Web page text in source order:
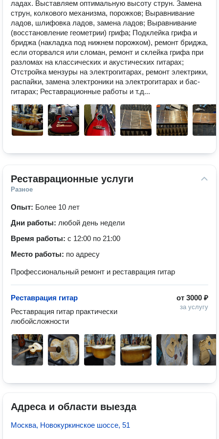
ладах. Выставляем оптимальную высоту струн. Замена
струн, колкового механизма, порожков; Выравнивание
ладов, шлифовка ладов, замена ладов; Выравнивание
(восстановление геометрии) грифа; Подклейка грифа и
бриджа (накладка под нижнем порожком), ремонт бриджа,
если оторвался или сломан, ремонт и склейка грифа при
разломах на классических и акустических гитарах;
Отстройка мензуры на электрогитарах, ремонт электрики,
распайки, замена электроники на электрогитарах и бас-
гитарах; Реставрационные работы и т.д...
Реставрационные услуги
Разное
Опыт: Более 10 лет
Дни работы: любой день недели
Время работы: с 12:00 по 21:00
Место работы: по адресу
Профессиональный ремонт и реставрация гитар
от 3000 ₽
за услугу
Реставрация гитар
Реставрация гитар практически
любойсложности
Адреса и области выезда
Москва, Новокуркинское шоссе, 51